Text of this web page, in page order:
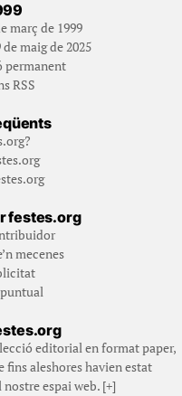
març de 1999
maig de 2025
permanent
RSS
festes.org
mecenes
editorial en format paper,
aleshores havien estat
espai web. [+]